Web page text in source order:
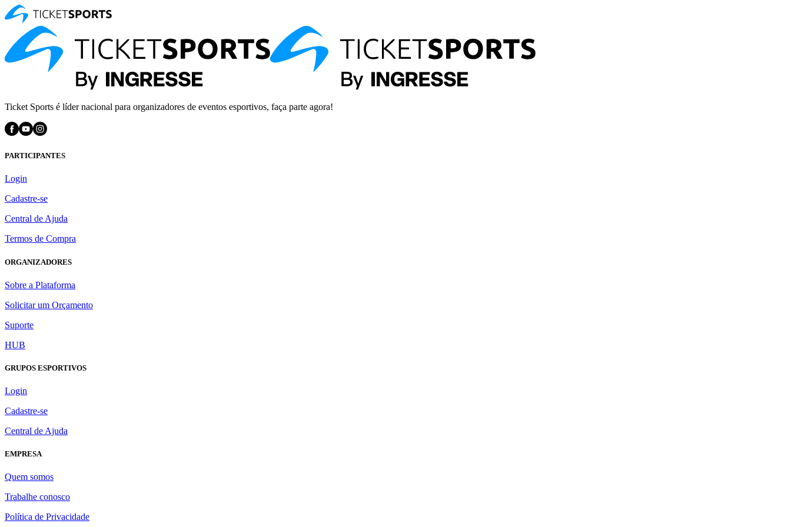
Ticket Sports é líder nacional para organizadores de eventos esportivos, faça parte agora!
PARTICIPANTES
Login
Cadastre-se
Central de Ajuda
Termos de Compra
ORGANIZADORES
Sobre a Plataforma
Solicitar um Orçamento
Suporte
HUB
GRUPOS ESPORTIVOS
Login
Cadastre-se
Central de Ajuda
EMPRESA
Quem somos
Trabalhe conosco
Política de Privacidade